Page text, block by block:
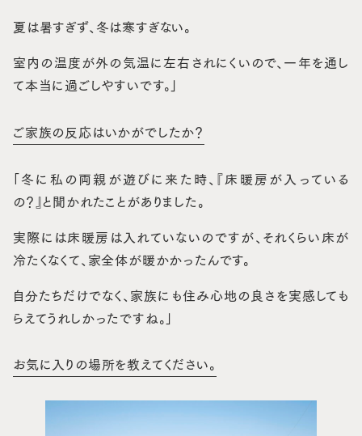
夏は暑すぎず、冬は寒すぎない。
室内の温度が外の気温に左右されにくいので、一年を通し
て本当に過ごしやすいです。」
ご家族の反応はいかがでしたか？
「冬に私の両親が遊びに来た時、『床暖房が入っている
の？』と聞かれたことがありました。
実際には床暖房は入れていないのですが、それくらい床が
冷たくなくて、家全体が暖かかったんです。
自分たちだけでなく、家族にも住み心地の良さを実感しても
らえてうれしかったですね。」
お気に入りの場所を教えてください。